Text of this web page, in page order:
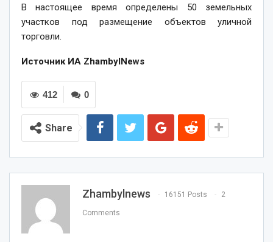
В настоящее время определены 50 земельных
участков под размещение объектов уличной
торговли.
Источник ИА ZhambylNews
0
412
Share
Zhambylnews 16151 Posts 2
Comments